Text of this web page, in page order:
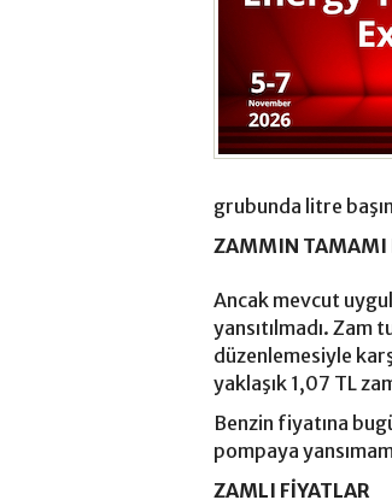
grubunda litre
ZAMMIN TAMAMI
Ancak mevcut
yansıtılmadı. Zam
düzenlemesiyle
yaklaşık 1,07 TL
Benzin fiyatına
pompaya
ZAMLI FİYATLAR